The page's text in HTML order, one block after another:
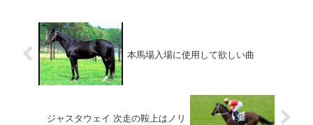
本馬場入場に使用して欲しい曲
ジャスタウェイ 次走の鞍上はノリ